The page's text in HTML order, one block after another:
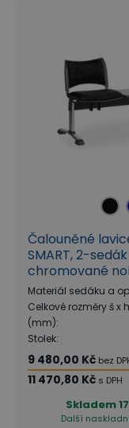
Čalouněné
SMART, 2-
chromované
Materiál sedáku a
Celkové rozměry š x
(mm):
Stolek:
9 480,00 Kč bez
11 470,80 Kč s DPH
Skladem
Další